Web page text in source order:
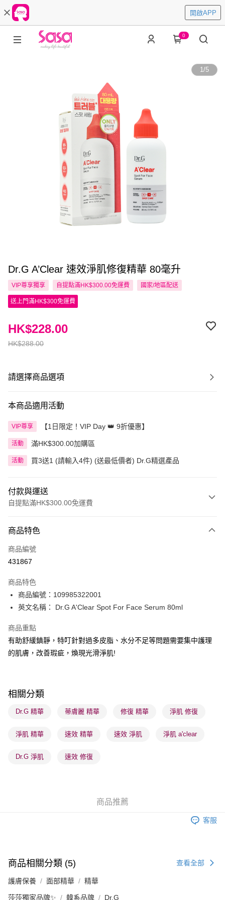
開啟APP
0
1/5
Dr.G A’Clear 速效淨肌修復精華 80毫升
VIP尊享獨享 自提點滿HK$300.00免運費 國家/地區配送
送上門滿HK$300免運費
HK$288.00
HK$228.00
請選擇商品選項
本商品適用活動
VIP尊享 【1日限定！VIP Day 👑 9折優惠】
活動 滿HK$300.00加購區
活動 買3送1 (請輸入4件) (送最低價者) Dr.G精選產品
付款與運送
自提點滿HK$300.00免運費
信用卡
Apple Pay
PayMe
WeChat Pay
BoC Pay
送貨方式
每筆HK$65.00，滿HK$300.00或以上免運費
確認發貨後1-3 工作天送達，訂單將隨機分配至SF順豐速運或京東
每筆HK$65.00，滿HK$300.00或以上免運費
每筆HK$20.00，滿HK$100.00或以上免運費
(澳門門市) 只顯示可選門市。確認發貨後2-5個工作天到店，3天內
澳門地區配送 - 確認發貨後1-4個工作天送達 運費表
商品特色
商品編號
431867
商品特色
商品編號：109985322001
英文名稱： Dr.G A'Clear Spot For Face Serum 80ml
商品重點
有助舒緩鎮靜，特叮針對過多皮脂、水分不足等問題需要集中護理
的肌膚，改善瑕疵，煥現光滑淨肌!
相關分類
Dr.G 精華 蒂膚麗 精華 修復 精華 淨肌 修復
淨肌 精華 速效 精華 速效 淨肌 淨肌 a'clear
Dr.G 淨肌 速效 修復
商品推薦
客服
商品相關分類 (5) 查看全部
護膚保養 面部精華 精華
莎莎獨家品牌✨ 韓系品牌 Dr.G